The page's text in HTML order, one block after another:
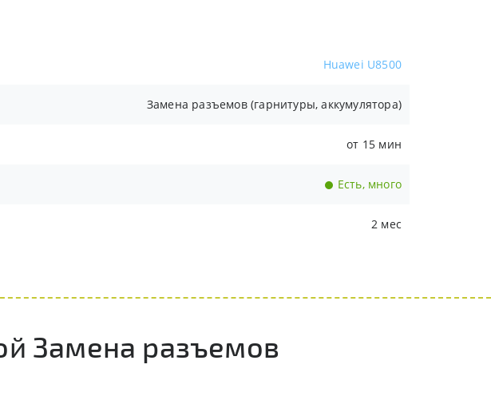
Huawei U8500
Замена разъемов (гарнитуры, аккумулятора)
от 15 мин
Есть, много
2 мес
Замена разъемов